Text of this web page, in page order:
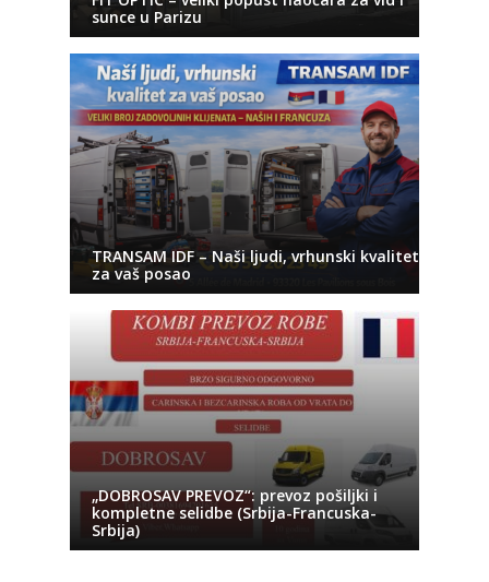
sunce u Parizu
TRANSAM IDF – Naši ljudi, vrhunski kvalitet
za vaš posao
„DOBROSAV PREVOZ“: prevoz pošiljki i
kompletne selidbe (Srbija-Francuska-
Srbija)